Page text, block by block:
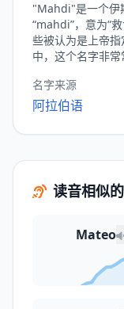
"Mahdi"是一个伊
“mahdi”，意为“
些被认为是上帝
中，这个名字非常
名字来源
阿拉伯语
读音相似
Mateo